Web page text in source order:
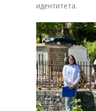
идентитета.